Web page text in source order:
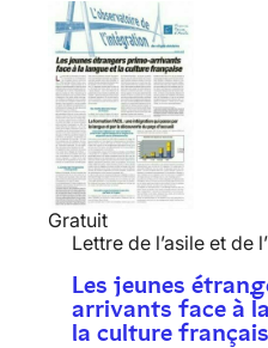
Gratuit
Lettre de l’asile et de
Les jeunes
arrivants face à
la culture